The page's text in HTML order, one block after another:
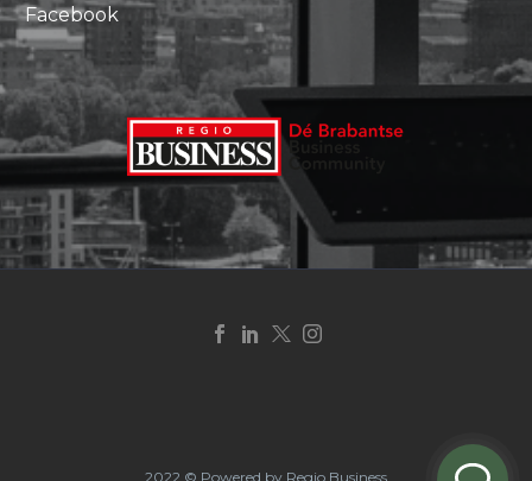
Facebook
2022 © Powered by Regio Business